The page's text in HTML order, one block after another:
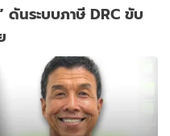
ดันระบบภาษี DRC ขับ